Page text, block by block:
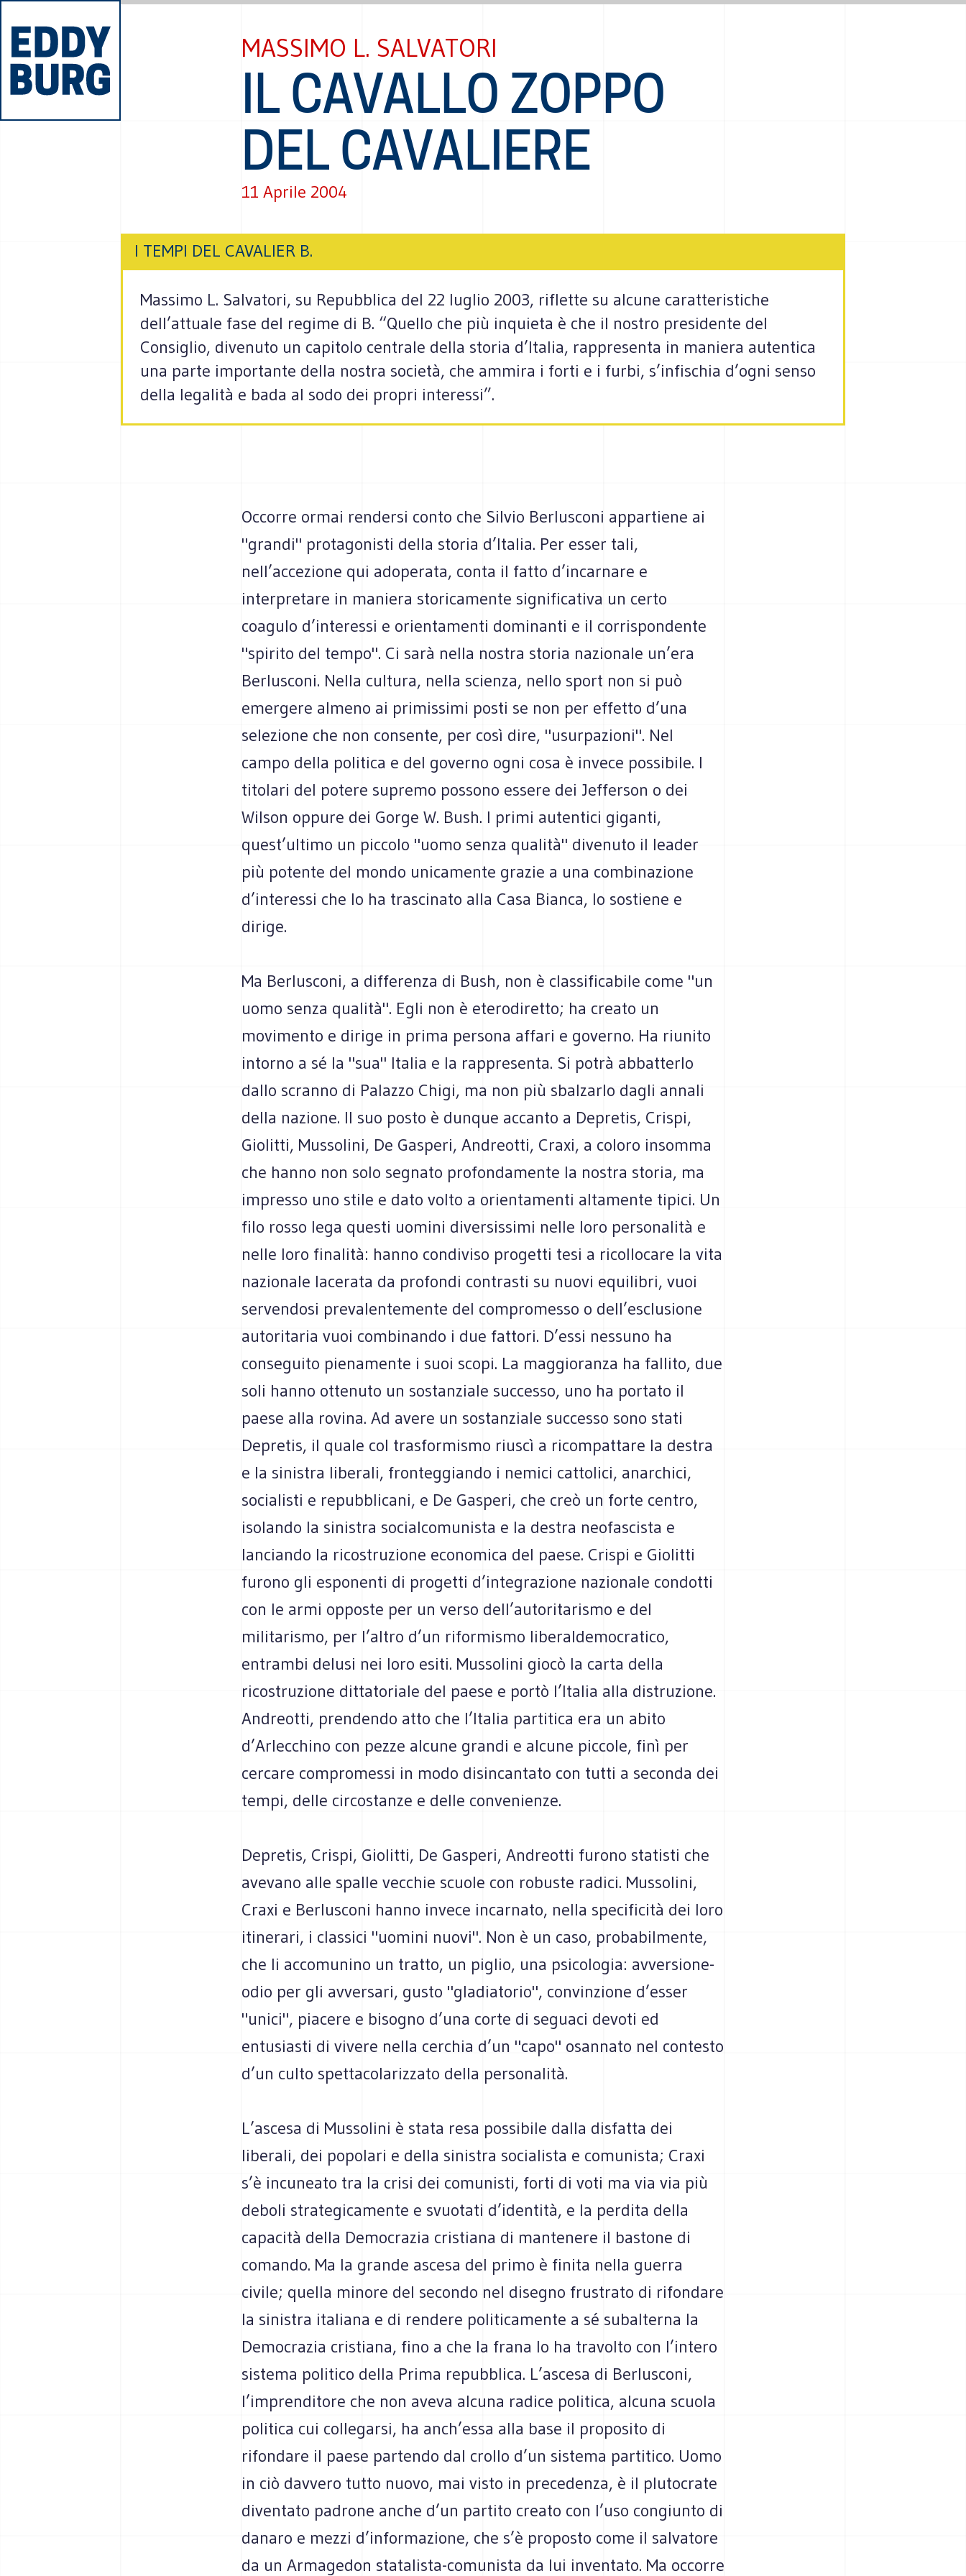
MASSIMO L. SALVATORI
IL CAVALLO ZOPPO
DEL CAVALIERE
11 Aprile 2004
I TEMPI DEL CAVALIER B.
Massimo L. Salvatori, su Repubblica del 22 luglio 2003, riflette su alcune caratteristiche
dell’attuale fase del regime di B. “Quello che più inquieta è che il nostro presidente del
Consiglio, divenuto un capitolo centrale della storia d’Italia, rappresenta in maniera autentica
una parte importante della nostra società, che ammira i forti e i furbi, s’infischia d’ogni senso
della legalità e bada al sodo dei propri interessi”.
Occorre ormai rendersi conto che Silvio Berlusconi appartiene ai
"grandi" protagonisti della storia d’Italia. Per esser tali,
nell’accezione qui adoperata, conta il fatto d’incarnare e
interpretare in maniera storicamente significativa un certo
coagulo d’interessi e orientamenti dominanti e il corrispondente
"spirito del tempo". Ci sarà nella nostra storia nazionale un’era
Berlusconi. Nella cultura, nella scienza, nello sport non si può
emergere almeno ai primissimi posti se non per effetto d’una
selezione che non consente, per così dire, "usurpazioni". Nel
campo della politica e del governo ogni cosa è invece possibile. I
titolari del potere supremo possono essere dei Jefferson o dei
Wilson oppure dei Gorge W. Bush. I primi autentici giganti,
quest’ultimo un piccolo "uomo senza qualità" divenuto il leader
più potente del mondo unicamente grazie a una combinazione
d’interessi che lo ha trascinato alla Casa Bianca, lo sostiene e
dirige.
Ma Berlusconi, a differenza di Bush, non è classificabile come "un
uomo senza qualità". Egli non è eterodiretto; ha creato un
movimento e dirige in prima persona affari e governo. Ha riunito
intorno a sé la "sua" Italia e la rappresenta. Si potrà abbatterlo
dallo scranno di Palazzo Chigi, ma non più sbalzarlo dagli annali
della nazione. Il suo posto è dunque accanto a Depretis, Crispi,
Giolitti, Mussolini, De Gasperi, Andreotti, Craxi, a coloro insomma
che hanno non solo segnato profondamente la nostra storia, ma
impresso uno stile e dato volto a orientamenti altamente tipici. Un
filo rosso lega questi uomini diversissimi nelle loro personalità e
nelle loro finalità: hanno condiviso progetti tesi a ricollocare la vita
nazionale lacerata da profondi contrasti su nuovi equilibri, vuoi
servendosi prevalentemente del compromesso o dell’esclusione
autoritaria vuoi combinando i due fattori. D’essi nessuno ha
conseguito pienamente i suoi scopi. La maggioranza ha fallito, due
soli hanno ottenuto un sostanziale successo, uno ha portato il
paese alla rovina. Ad avere un sostanziale successo sono stati
Depretis, il quale col trasformismo riuscì a ricompattare la destra
e la sinistra liberali, fronteggiando i nemici cattolici, anarchici,
socialisti e repubblicani, e De Gasperi, che creò un forte centro,
isolando la sinistra socialcomunista e la destra neofascista e
lanciando la ricostruzione economica del paese. Crispi e Giolitti
furono gli esponenti di progetti d’integrazione nazionale condotti
con le armi opposte per un verso dell’autoritarismo e del
militarismo, per l’altro d’un riformismo liberaldemocratico,
entrambi delusi nei loro esiti. Mussolini giocò la carta della
ricostruzione dittatoriale del paese e portò l’Italia alla distruzione.
Andreotti, prendendo atto che l’Italia partitica era un abito
d’Arlecchino con pezze alcune grandi e alcune piccole, finì per
cercare compromessi in modo disincantato con tutti a seconda dei
tempi, delle circostanze e delle convenienze.
Depretis, Crispi, Giolitti, De Gasperi, Andreotti furono statisti che
avevano alle spalle vecchie scuole con robuste radici. Mussolini,
Craxi e Berlusconi hanno invece incarnato, nella specificità dei loro
itinerari, i classici "uomini nuovi". Non è un caso, probabilmente,
che li accomunino un tratto, un piglio, una psicologia: avversione-
odio per gli avversari, gusto "gladiatorio", convinzione d’esser
"unici", piacere e bisogno d’una corte di seguaci devoti ed
entusiasti di vivere nella cerchia d’un "capo" osannato nel contesto
d’un culto spettacolarizzato della personalità.
L’ascesa di Mussolini è stata resa possibile dalla disfatta dei
liberali, dei popolari e della sinistra socialista e comunista; Craxi
s’è incuneato tra la crisi dei comunisti, forti di voti ma via via più
deboli strategicamente e svuotati d’identità, e la perdita della
capacità della Democrazia cristiana di mantenere il bastone di
comando. Ma la grande ascesa del primo è finita nella guerra
civile; quella minore del secondo nel disegno frustrato di rifondare
la sinistra italiana e di rendere politicamente a sé subalterna la
Democrazia cristiana, fino a che la frana lo ha travolto con l’intero
sistema politico della Prima repubblica. L’ascesa di Berlusconi,
l’imprenditore che non aveva alcuna radice politica, alcuna scuola
politica cui collegarsi, ha anch’essa alla base il proposito di
rifondare il paese partendo dal crollo d’un sistema partitico. Uomo
in ciò davvero tutto nuovo, mai visto in precedenza, è il plutocrate
diventato padrone anche d’un partito creato con l’uso congiunto di
danaro e mezzi d’informazione, che s’è proposto come il salvatore
da un Armagedon statalista-comunista da lui inventato. Ma occorre